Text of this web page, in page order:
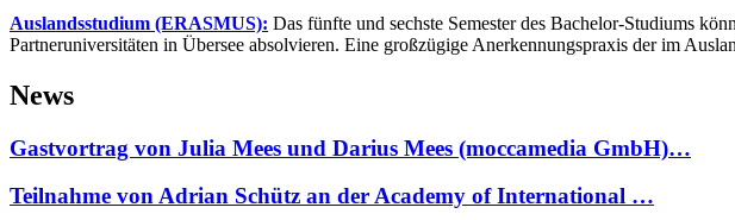
Auslandsstudium (ERASMUS): Das fünfte und sechste Semester des Bachelor-Studiums
Partneruniversitäten in Übersee absolvieren. Eine großzügige Anerkennungspraxis der im
News
Gastvortrag von Julia Mees und Darius Mees (moccamedia GmbH)…
Teilnahme von Adrian Schütz an der Academy of International …